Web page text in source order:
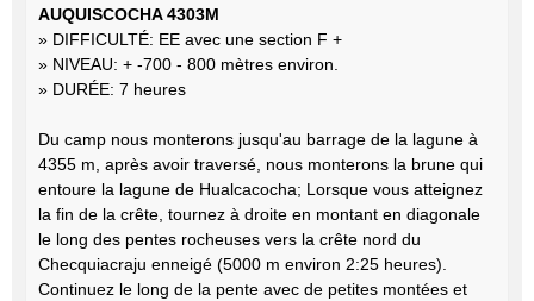
AUQUISCOCHA 4303M
» DIFFICULTÉ: EE avec une section F +
» NIVEAU: + -700 - 800 mètres environ.
» DURÉE: 7 heures
Du camp nous monterons jusqu'au barrage de la lagune à
4355 m, après avoir traversé, nous monterons la brune qui
entoure la lagune de Hualcacocha; Lorsque vous atteignez
la fin de la crête, tournez à droite en montant en diagonale
le long des pentes rocheuses vers la crête nord du
Checquiacraju enneigé (5000 m environ 2:25 heures).
Continuez le long de la pente avec de petites montées et